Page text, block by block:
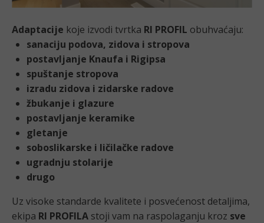
Adaptacije koje izvodi tvrtka RI PROFIL obuhvaćaju:
sanaciju podova, zidova i stropova
postavljanje Knaufa i Rigipsa
spuštanje stropova
izradu zidova i zidarske radove
žbukanje i glazure
postavljanje keramike
gletanje
soboslikarske i ličilačke radove
ugradnju stolarije
drugo
Uz visoke standarde kvalitete i posvećenost detaljima,
ekipa RI PROFILA stoji vam na raspolaganju kroz sve